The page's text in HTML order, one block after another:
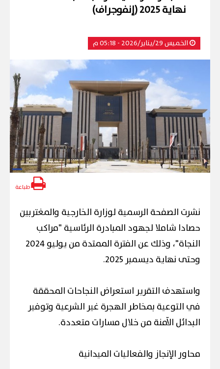
نهاية 2025 (إنفوجراف)
الخميس 29/يناير/2026 - 05:18 م
طباعة
نشرت الصفحة الرسمية لوزارة الخارجية والمغتربين
حصادا شاملا لجهود المبادرة الرئاسية "مراكب
النجاة"، وذلك عن الفترة الممتدة من يوليو 2024
وحتى نهاية ديسمبر 2025.
واستهدف التقرير استعراض النجاحات المحققة
في التوعية بمخاطر الهجرة غير الشرعية وتوفير
البدائل الآمنة من خلال مسارات متعددة.
محاور الإنجاز والفعاليات الميدانية